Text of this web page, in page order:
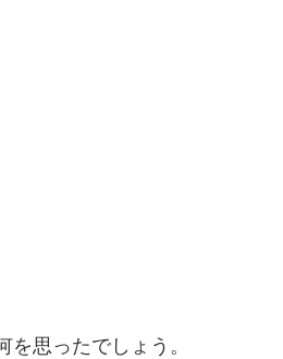
を思ったでしょう。